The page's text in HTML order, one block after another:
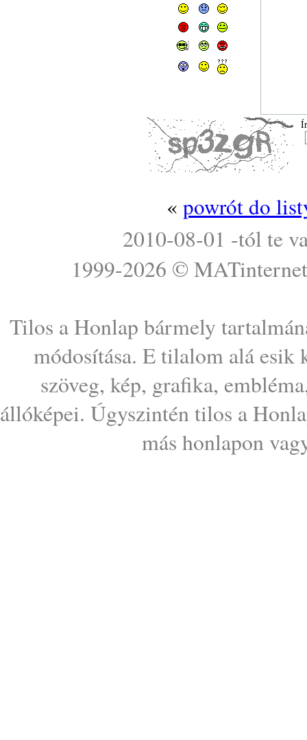
« powrót do
2010-08-01 -tól te
1999-2026 © MATinternet
Tilos a Honlap bármely
módosítása. E tilalom alá esik
szöveg, kép, grafika,
állóképei. Úgyszintén tilos a
más honlapon